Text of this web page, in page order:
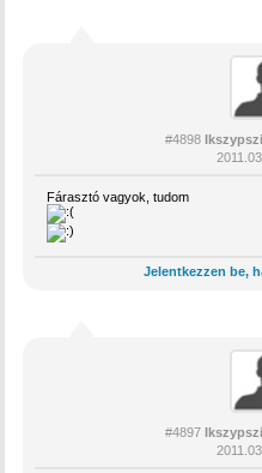
#4898
Fárasztó vagyok, tudom
Jelentkezzen be,
#4897